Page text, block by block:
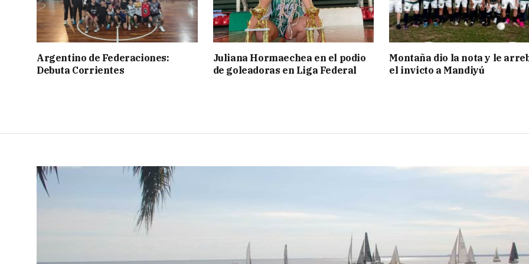
Argentino de Federaciones:
Debuta Corrientes
Juliana Hormaechea en el podio
de goleadoras en Liga Federal
Montaña dio la nota y le
el invicto a Mandiyú